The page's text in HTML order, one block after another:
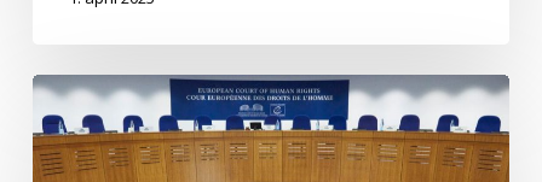
Mannréttindadómstóll
Evrópu
tekur
fyrir